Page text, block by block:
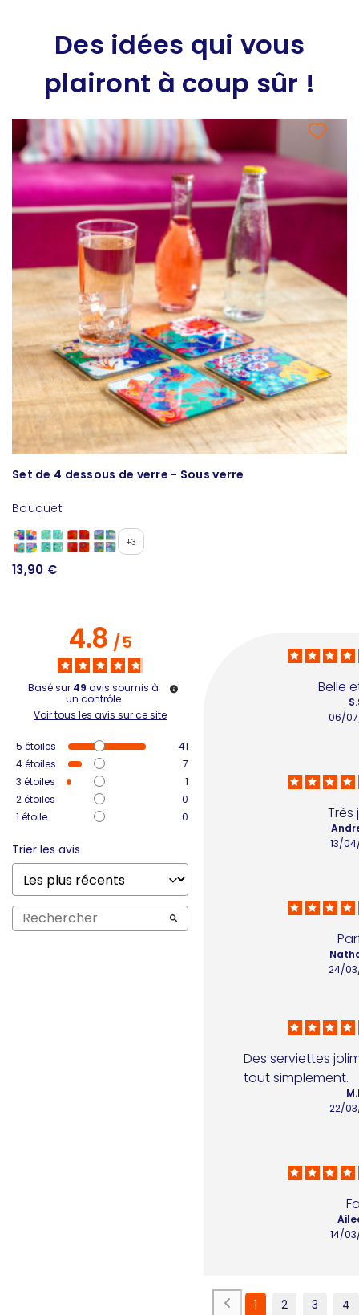
Des idées qui vous
plairont à coup sûr !
Set de 4 dessous de verre - Sous verre
Bouquet
+3
13,90 €
4.8/5
Basé sur 49 avis soumis à
un contrôle
Voir tous les avis sur ce site
5 étoiles
41
4étoiles
7
3 étoiles
1
2étoiles
0
1 étoile 0
Trier les avis
Belle
06/
Très
13/
24/
Des serviettes
tout simplement.
22/
14/
1 2 3 4